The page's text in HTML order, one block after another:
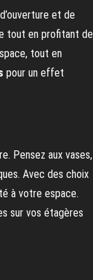
et de
tout en profitant de
tout en
pour un effet
Pensez aux vases,
Avec des choix
à votre espace.
sur vos étagères